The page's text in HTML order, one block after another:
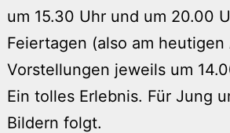
um 15.30 Uhr und um 20.00
Feiertagen (also am
Vorstellungen jeweils um
Ein tolles Erlebnis. Für Jung
Bildern folgt.